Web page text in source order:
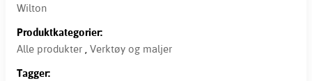
Wilton
Produktkategorier:
Alle produkter , Verktøy og maljer
Tagger: